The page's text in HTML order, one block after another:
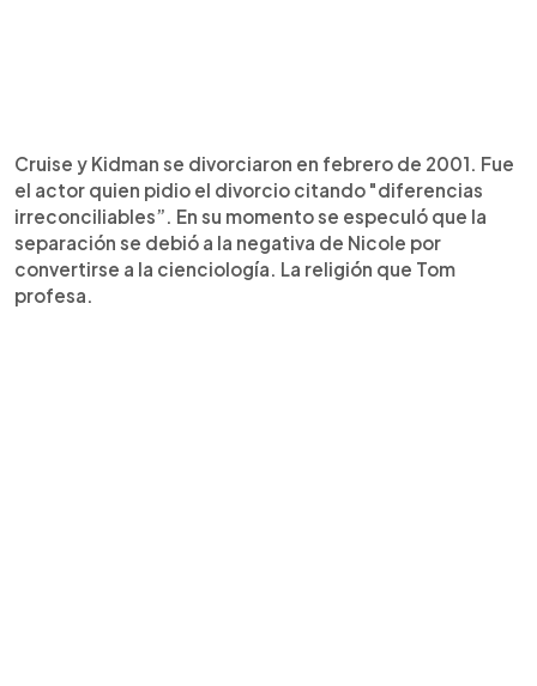
Cruise y Kidman se divorciaron en febrero de 2001. Fue
el actor quien pidio el divorcio citando "diferencias
irreconciliables”. En su momento se especuló que la
separación se debió a la negativa de Nicole por
convertirse a la cienciología. La religión que Tom
profesa.